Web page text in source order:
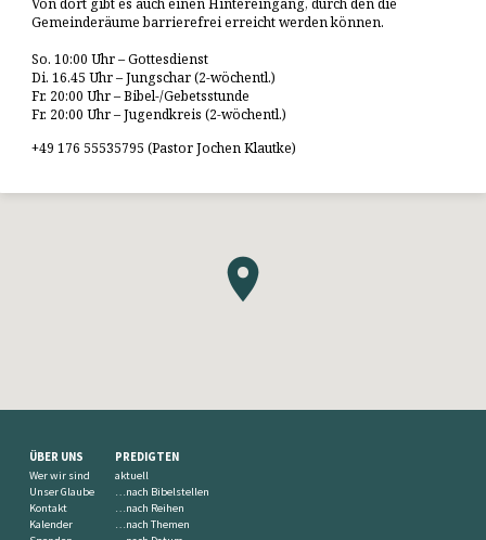
Von dort gibt es auch einen Hintereingang, durch den die
Gemeinderäume barrierefrei erreicht werden können.
So. 10:00 Uhr – Gottesdienst
Di. 16.45 Uhr – Jungschar (2-wöchentl.)
Fr. 20:00 Uhr – Bibel-/Gebetsstunde
Fr. 20:00 Uhr – Jugendkreis (2-wöchentl.)
+49 176 55535795 (Pastor Jochen Klautke)
ÜBER UNS
Wer wir sind
Unser Glaube
Kontakt
Kalender
PREDIGTEN
aktuell
…nach Bibelstellen
…nach Reihen
…nach Themen